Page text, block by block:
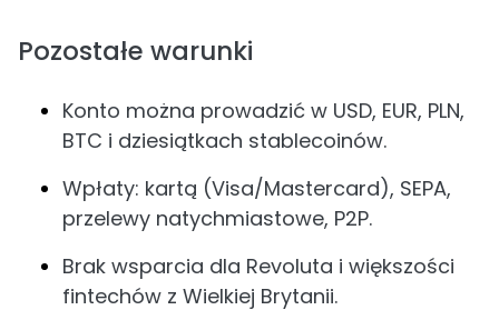
Pozostałe warunki
Konto można prowadzić w USD, EUR, PLN,
BTC i dziesiątkach stablecoinów.
Wpłaty: kartą (Visa/Mastercard), SEPA,
przelewy natychmiastowe, P2P.
Brak wsparcia dla Revoluta i większości
fintechów z Wielkiej Brytanii.